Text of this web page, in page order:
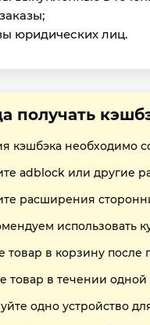
юридических лиц.
получать
кэшбэка необходимо
adblock или другие
расширения
использовать
товар в корзину после
товар в течении одной
одно устройство